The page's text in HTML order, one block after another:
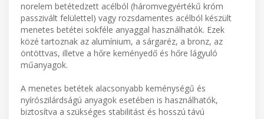
norelem betétedzett acélból (háromvegyértékű króm
passzivált felülettel) vagy rozsdamentes acélból készült
menetes betétei sokféle anyaggal használhatók. Ezek
közé tartoznak az alumínium, a sárgaréz, a bronz, az
öntöttvas, illetve a hőre keményedő és hőre lágyuló
műanyagok.
A menetes betétek alacsonyabb keménységű és
nyírószilárdságú anyagok esetében is használhatók,
biztosítva a szükséges stabilitást és hosszú távú